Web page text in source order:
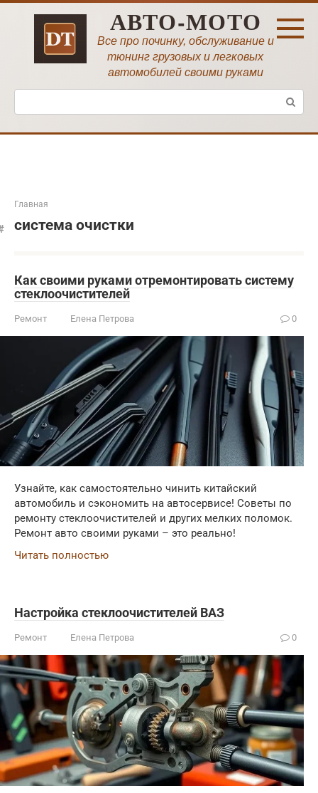
Перейти
АВТО-МОТО
Все про починку, обслуживание и
тюнинг грузовых и легковых
автомобилей своими руками
Поиск:
Главная
система очистки
Как своими руками отремонтировать систему
стеклоочистителей
Ремонт Елена Петрова 0
Узнайте, как самостоятельно чинить китайский
автомобиль и сэкономить на автосервисе! Советы по
ремонту стеклоочистителей и других мелких поломок.
Ремонт авто своими руками – это реально!
Читать полностью
Настройка стеклоочистителей ВАЗ
Ремонт Елена Петрова 0